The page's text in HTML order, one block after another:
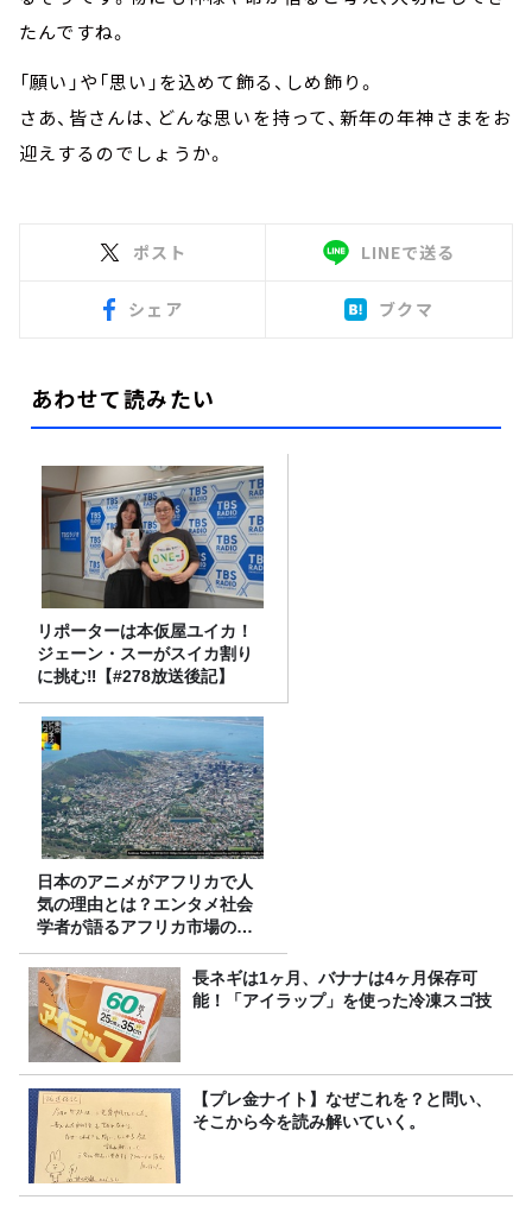
たんですね。
「願い」や「思い」を込めて飾る、しめ飾り。
さあ、皆さんは、どんな思いを持って、新年の年神さまをお
迎えするのでしょうか。
ポスト LINEで送る
シェア ブクマ
あわせて読みたい
リポーターは本仮屋ユイカ！
ジェーン・スーがスイカ割り
に挑む‼【#278放送後記】
日本のアニメがアフリカで人
気の理由とは？エンタメ社会
学者が語るアフリカ市場のリ
アル
長ネギは1ヶ月、バナナは4ヶ月保存可
能！「アイラップ」を使った冷凍スゴ技
【プレ金ナイト】なぜこれを？と問い、
そこから今を読み解いていく。